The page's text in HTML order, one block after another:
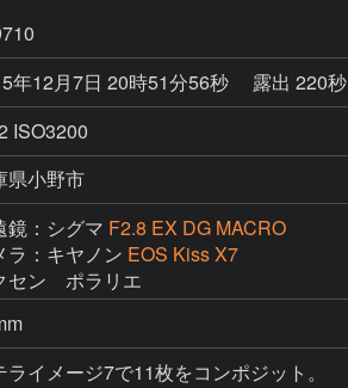
年12月7日 20時51分56秒
露出 220秒
ISO3200
県小野市
鏡：シグマ F2.8 EX DG MACRO
ラ：キヤノン EOS Kiss X7
セン　ポラリエ
ライメージ7で11枚をコンポジット。